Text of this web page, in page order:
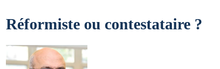
Réformiste ou contestataire ?